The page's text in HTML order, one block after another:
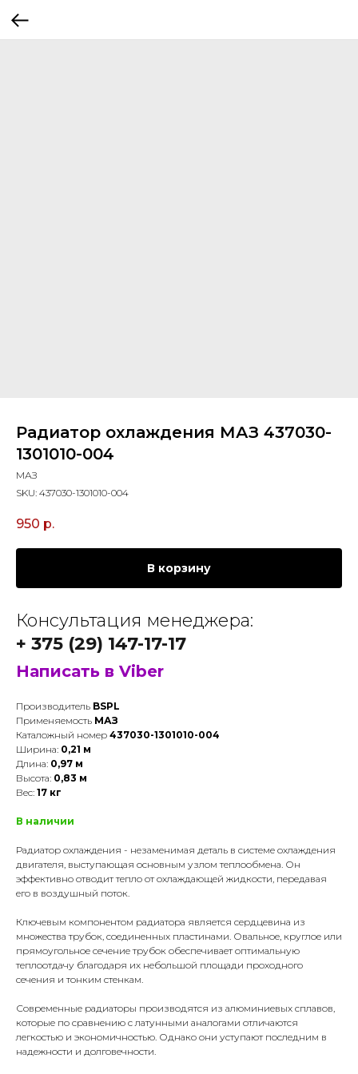
Радиатор охлаждения МАЗ 437030-
1301010-004
МАЗ
SKU: 437030-1301010-004
950 р.
В корзину
Консультация менеджера:
+ 375 (29) 147-17-17
Написать в Viber
Производитель BSPL
Применяемость МАЗ
Каталожный номер 437030-1301010-004
Ширина: 0,21 м
Длина: 0,97 м
Высота: 0,83 м
Вес: 17 кг
В наличии
Радиатор охлаждения - незаменимая деталь в системе охлаждения
двигателя, выступающая основным узлом теплообмена. Он
эффективно отводит тепло от охлаждающей жидкости, передавая
его в воздушный поток.
Ключевым компонентом радиатора является сердцевина из
множества трубок, соединенных пластинами. Овальное, круглое или
прямоугольное сечение трубок обеспечивает оптимальную
теплоотдачу благодаря их небольшой площади проходного
сечения и тонким стенкам.
Современные радиаторы производятся из алюминиевых сплавов,
которые по сравнению с латунными аналогами отличаются
легкостью и экономичностью. Однако они уступают последним в
надежности и долговечности.